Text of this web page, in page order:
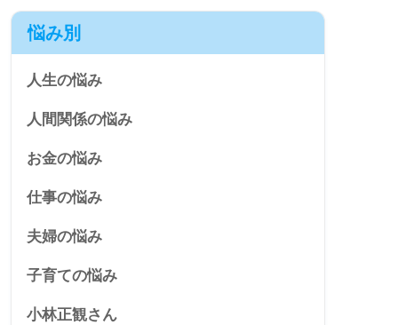
悩み別
人生の悩み
人間関係の悩み
お金の悩み
仕事の悩み
夫婦の悩み
子育ての悩み
小林正観さん